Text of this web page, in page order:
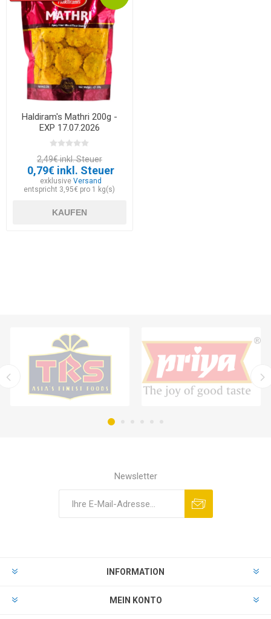
Haldiram's Mathri 200g -
EXP 17.07.2026
2,49€ inkl. Steuer
0,79€ inkl. Steuer
exklusiveVersand
entspricht 3,95€ pro 1 kg(s)
KAUFEN
Newsletter
INFORMATION
MEIN KONTO